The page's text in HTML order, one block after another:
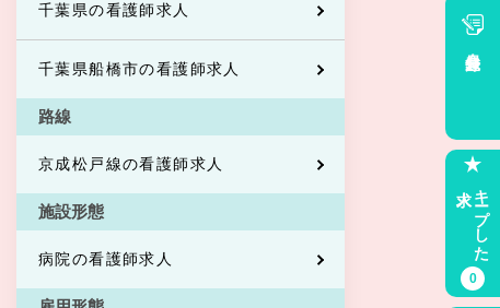
千葉県の看護師求人
千葉県船橋市の看護師求人
路線
京成松戸線の看護師求人
施設形態
病院の看護師求人
キープした
0